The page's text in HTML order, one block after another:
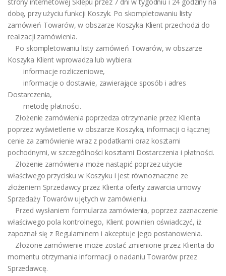
strony internetowej Sklepu przez 7 dni w tygodniu i 24 godziny na
dobę, przy użyciu funkcji Koszyk. Po skompletowaniu listy
zamówień Towarów, w obszarze Koszyka Klient przechodzi do
realizacji zamówienia.
Po skompletowaniu listy zamówień Towarów, w obszarze
Koszyka Klient wprowadza lub wybiera:
informacje rozliczeniowe,
informacje o dostawie, zawierające sposób i adres
Dostarczenia,
metodę płatności.
Złożenie zamówienia poprzedza otrzymanie przez Klienta
poprzez wyświetlenie w obszarze Koszyka, informacji o łącznej
cenie za zamówienie wraz z podatkami oraz kosztami
pochodnymi, w szczególności kosztami Dostarczenia i płatności.
Złożenie zamówienia może nastąpić poprzez użycie
właściwego przycisku w Koszyku i jest równoznaczne ze
złożeniem Sprzedawcy przez Klienta oferty zawarcia umowy
Sprzedaży Towarów ujętych w zamówieniu.
Przed wysłaniem formularza zamówienia, poprzez zaznaczenie
właściwego pola kontrolnego, Klient powinien oświadczyć, iż
zapoznał się z Regulaminem i akceptuje jego postanowienia.
Złożone zamówienie może zostać zmienione przez Klienta do
momentu otrzymania informacji o nadaniu Towarów przez
Sprzedawcę.